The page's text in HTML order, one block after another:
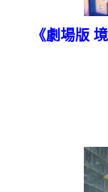
《劇場版